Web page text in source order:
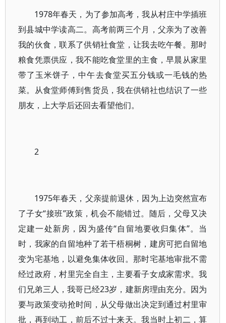
1978年春天，为了参加高考，我从村庄中学插班
到县城中学读高二。高考前两三个月，父亲为了改善
我的伙食，联系了供销社食堂，让我去吃午餐。那时
粮食凭票供应，我不能吃食堂里的主食，早晨从家里
带了玉米饼子，中午去食堂买五分钱或一毛钱的热
菜。从食堂师傅到售货员，我在供销社也结识了一些
朋友，上大学后还回去看望他们。
2
1975年春天，父亲提前退休，因为上边突然宣布
了子女“接班”政策，机会不能错过。随后，父母又决
定建一处新房，因为盛传“自留地要收归集体”。当
时，我家的自留地种了若干梧桐树，建房可把自留地
变为宅基地，以避免集体收回。那时宅基地审批不需
经过政府，村里完全自主，主要看子女成家需求。我
们兄弟三人，我哥已经23岁，建新房理由充分。因为
要与政策变动抢时间，从父母做出决定到通过村里审
批，再到动工，前后不过十来天。我当时上初二，算